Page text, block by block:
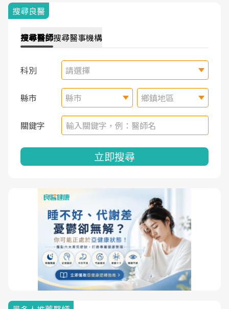
搜尋良醫
搜尋醫師搜尋醫事機構
科別 請選擇
縣市 縣市 鄉鎮地區
關鍵字
立即搜尋